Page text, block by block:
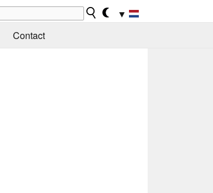
▼
Contact